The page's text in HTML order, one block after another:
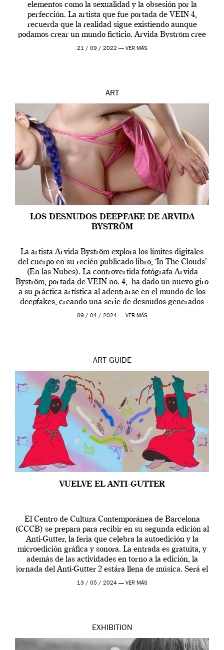
elementos como la sexualidad y la obsesión por la
perfección. La artista que fue portada de VEIN 4,
recuerda que la realidad sigue existiendo aunque
podamos crear un mundo ficticio. Arvida Byström cree
que los humanos tienen un complejo […]
21 / 09 / 2022 — VER MÁS
ART
LOS DESNUDOS DEEPFAKE DE ARVIDA
BYSTRÖM
La artista Arvida Byström explora los límites digitales
del cuerpo en su recién publicado libro, ‘In The Clouds’
(En las Nubes). La controvertida fotógrafa Arvida
Byström, portada de VEIN no. 4, ha dado un nuevo giro
a su práctica artística al adentrarse en el mundo de los
deepfakes, creando una serie de desnudos generados
por […]
09 / 04 / 2024 — VER MÁS
ART GUIDE
VUELVE EL ANTI-GUTTER
El Centro de Cultura Contemporánea de Barcelona
(CCCB) se prepara para recibir en su segunda edición al
Anti-Gutter, la feria que celebra la autoedición y la
microedición gráfica y sonora. La entrada es gratuita, y
además de las actividades en torno a la edición, la
jornada del Anti-Gutter 2 estára llena de música. Será el
[…]
13 / 05 / 2024 — VER MÁS
EXHIBITION